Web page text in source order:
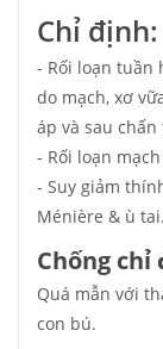
Chỉ định:
- Rối loạn tuần
do mạch, xơ
áp và sau
- Rối loạn
- Suy giảm
Ménière & ù tai.
Chống chỉ
Quá mẫn với
con bú.